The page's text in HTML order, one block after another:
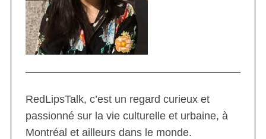
RedLipsTalk, c’est un regard curieux et
passionné sur la vie culturelle et urbaine, à
Montréal et ailleurs dans le monde.